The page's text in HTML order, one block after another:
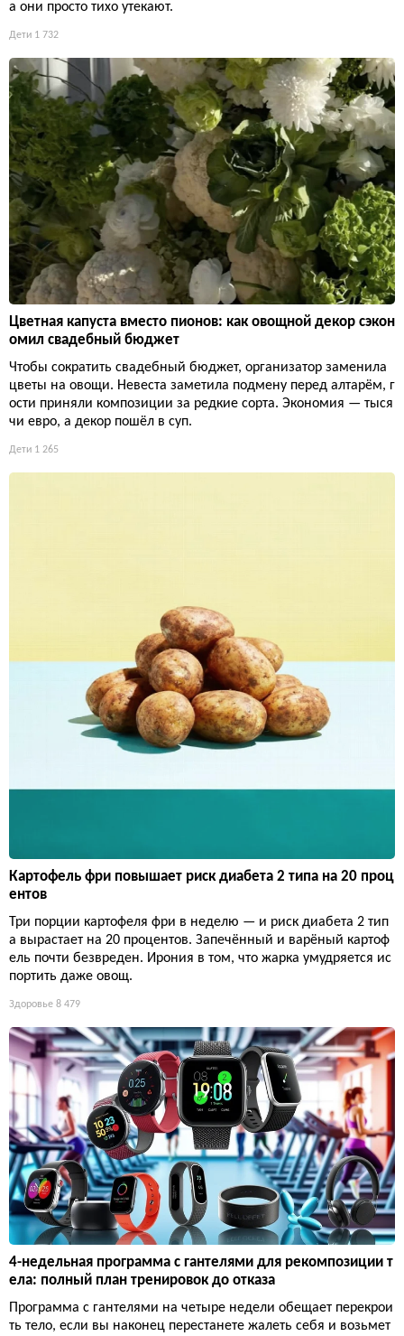
а они просто тихо утекают.
Дети 1 732
Цветная капуста вместо пионов: как овощной декор сэкон
омил свадебный бюджет
Чтобы сократить свадебный бюджет, организатор заменила
цветы на овощи. Невеста заметила подмену перед алтарём, г
ости приняли композиции за редкие сорта. Экономия — тыся
чи евро, а декор пошёл в суп.
Дети 1 265
Картофель фри повышает риск диабета 2 типа на 20 проц
ентов
Три порции картофеля фри в неделю — и риск диабета 2 тип
а вырастает на 20 процентов. Запечённый и варёный картоф
ель почти безвреден. Ирония в том, что жарка умудряется ис
портить даже овощ.
Здоровье 8 479
4-недельная программа с гантелями для рекомпозиции т
ела: полный план тренировок до отказа
Программа с гантелями на четыре недели обещает перекрои
ть тело, если вы наконец перестанете жалеть себя и возьмет